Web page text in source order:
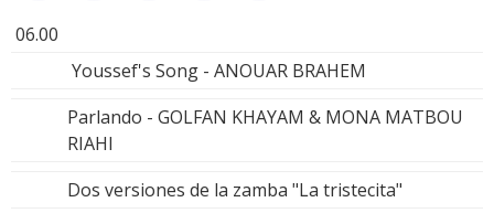
06.00
Youssef's Song - ANOUAR BRAHEM
Parlando - GOLFAN KHAYAM & MONA MATBOU
RIAHI
Dos versiones de la zamba "La tristecita"